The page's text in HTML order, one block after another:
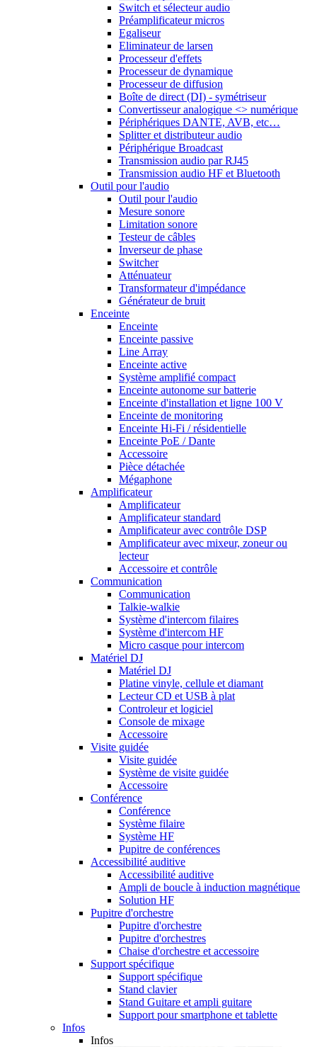
Switch et sélecteur audio
Préamplificateur micros
Egaliseur
Eliminateur de larsen
Processeur d'effets
Processeur de dynamique
Processeur de diffusion
Boîte de direct (DI) - symétriseur
Convertisseur analogique <> numérique
Périphériques DANTE, AVB, etc…
Splitter et distributeur audio
Périphérique Broadcast
Transmission audio par RJ45
Transmission audio HF et Bluetooth
Outil pour l'audio
Outil pour l'audio
Mesure sonore
Limitation sonore
Testeur de câbles
Inverseur de phase
Switcher
Atténuateur
Transformateur d'impédance
Générateur de bruit
Enceinte
Enceinte
Enceinte passive
Line Array
Enceinte active
Système amplifié compact
Enceinte autonome sur batterie
Enceinte d'installation et ligne 100 V
Enceinte de monitoring
Enceinte Hi-Fi / résidentielle
Enceinte PoE / Dante
Accessoire
Pièce détachée
Mégaphone
Amplificateur
Amplificateur
Amplificateur standard
Amplificateur avec contrôle DSP
Amplificateur avec mixeur, zoneur ou
lecteur
Accessoire et contrôle
Communication
Communication
Talkie-walkie
Système d'intercom filaires
Système d'intercom HF
Micro casque pour intercom
Matériel DJ
Matériel DJ
Platine vinyle, cellule et diamant
Lecteur CD et USB à plat
Controleur et logiciel
Console de mixage
Accessoire
Visite guidée
Visite guidée
Système de visite guidée
Accessoire
Conférence
Conférence
Système filaire
Système HF
Pupitre de conférences
Accessibilité auditive
Accessibilité auditive
Ampli de boucle à induction magnétique
Solution HF
Pupitre d'orchestre
Pupitre d'orchestre
Pupitre d'orchestres
Chaise d'orchestre et accessoire
Support spécifique
Support spécifique
Stand clavier
Stand Guitare et ampli guitare
Support pour smartphone et tablette
Infos
Infos